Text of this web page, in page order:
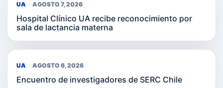
UA AGOSTO 7, 2026
Hospital Clínico UA recibe reconocimiento por
sala de lactancia materna
UA AGOSTO 6, 2026
Encuentro de investigadores de SERC Chile